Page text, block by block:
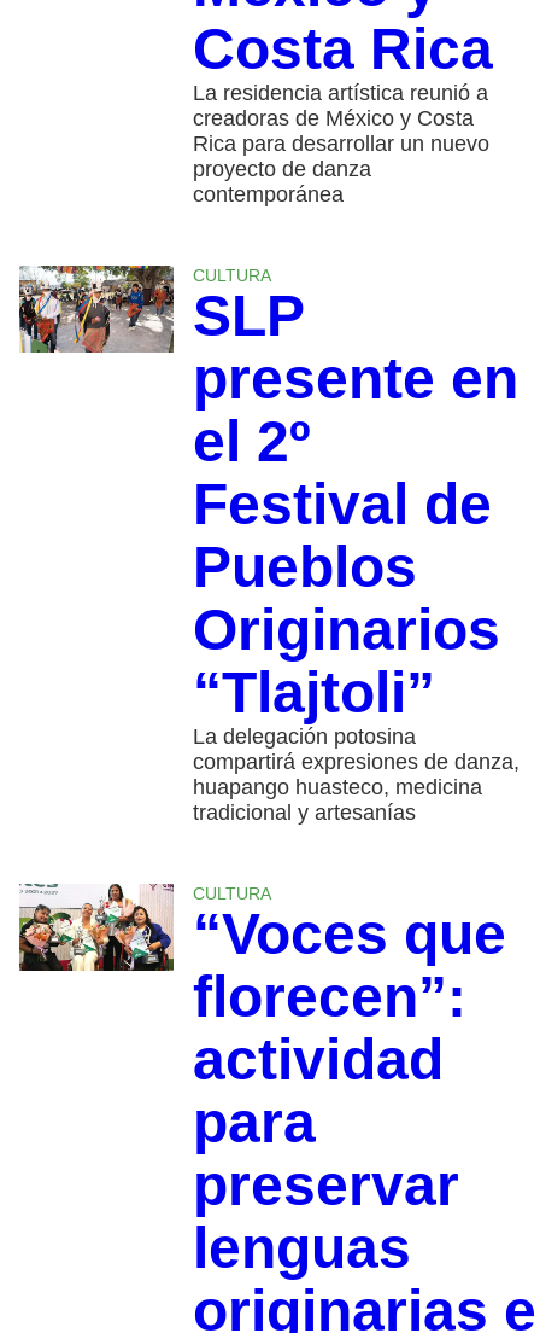
Costa Rica
La residencia artística reunió a
creadoras de México y Costa
Rica para desarrollar un nuevo
proyecto de danza
contemporánea
CULTURA
SLP
presente en
el 2º
Festival de
Pueblos
Originarios
“Tlajtoli”
La delegación potosina
compartirá expresiones de danza,
huapango huasteco, medicina
tradicional y artesanías
CULTURA
“Voces que
florecen”:
actividad
para
preservar
lenguas
originarias